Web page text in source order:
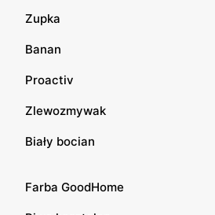
Zupka
Banan
Proactiv
Zlewozmywak
Biały bocian
Farba GoodHome